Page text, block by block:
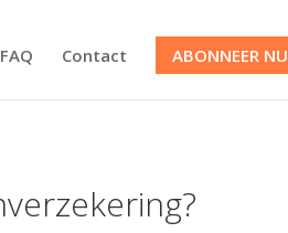
FAQ Contact ABONNEER NU